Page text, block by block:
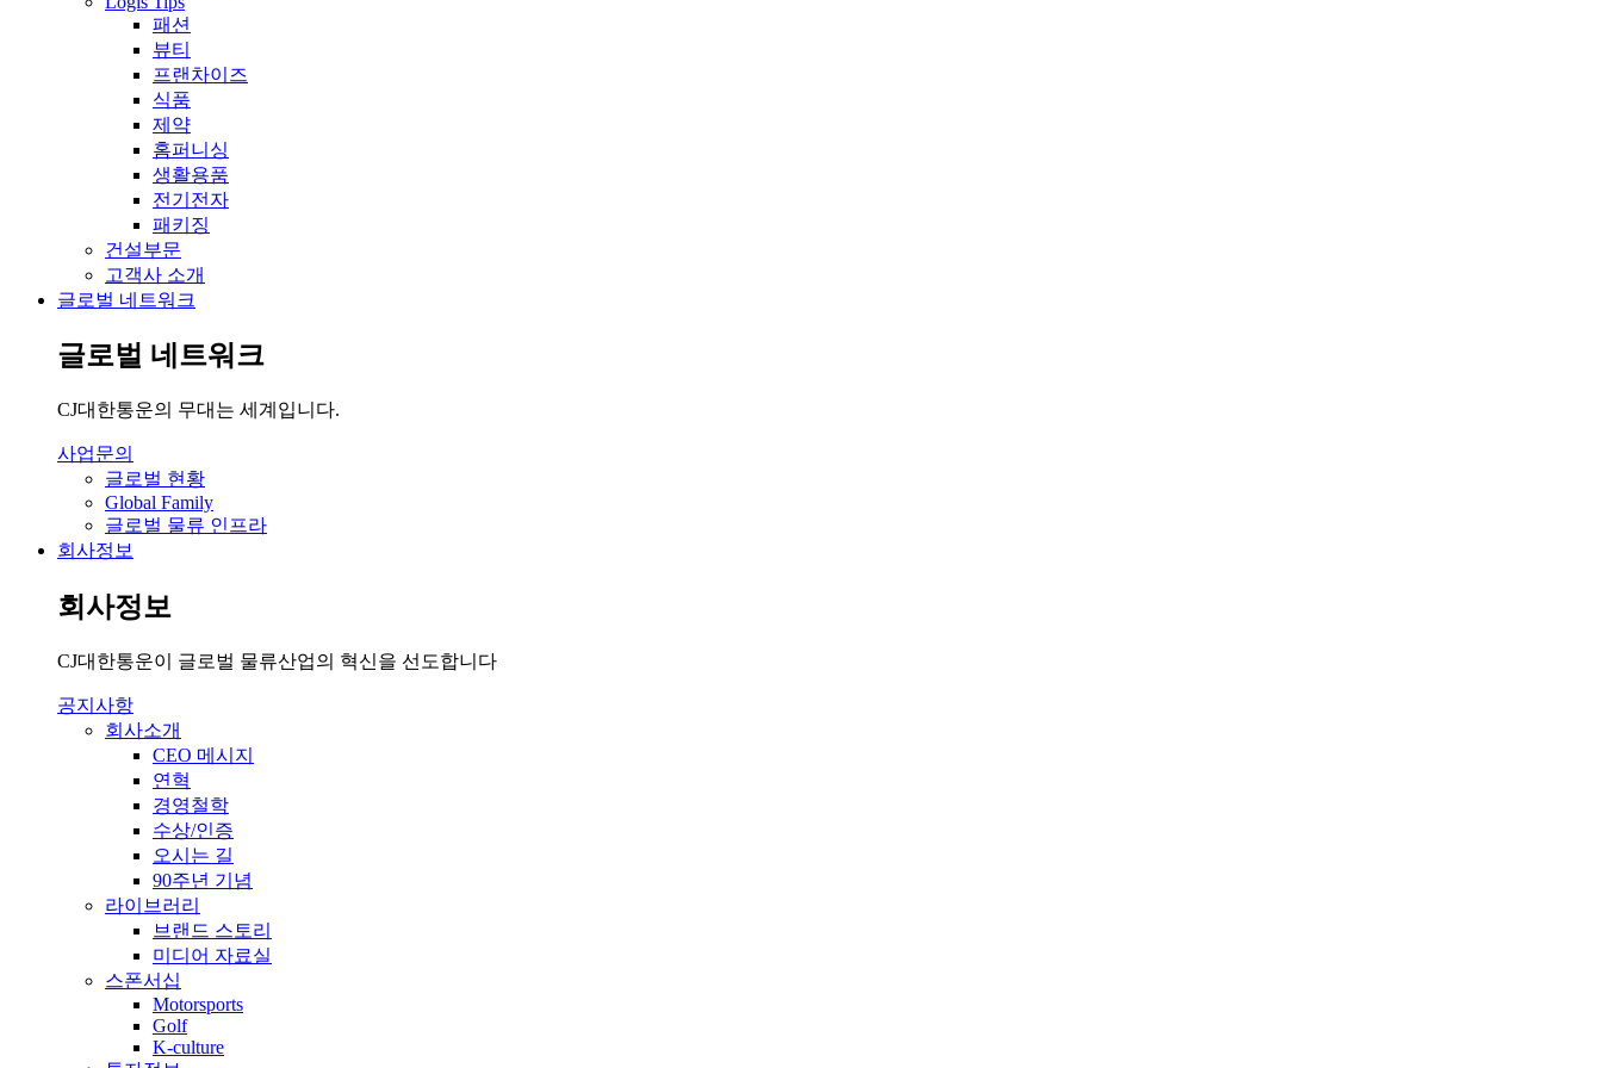
패션
뷰티
프랜차이즈
식품
제약
홈퍼니싱
생활용품
전기전자
패키징
건설부문
고객사 소개
글로벌 네트워크
글로벌 네트워크
CJ대한통운의 무대는 세계입니다.
사업문의
글로벌 현황
Global Family
글로벌 물류 인프라
회사정보
회사정보
CJ대한통운이 글로벌 물류산업의 혁신을 선도합니다
공지사항
회사소개
CEO 메시지
연혁
경영철학
수상/인증
오시는 길
90주년 기념
라이브러리
브랜드 스토리
미디어 자료실
스폰서십
Motorsports
Golf
K-culture